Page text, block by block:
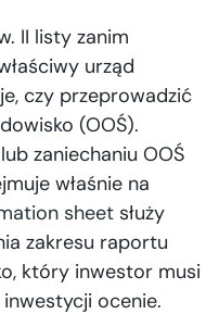
II listy zanim
urząd
czy przeprowadzić
(OOŚ).
zaniechaniu OOŚ
właśnie na
sheet służy
zakresu raportu
który inwestor musi
ocenie.